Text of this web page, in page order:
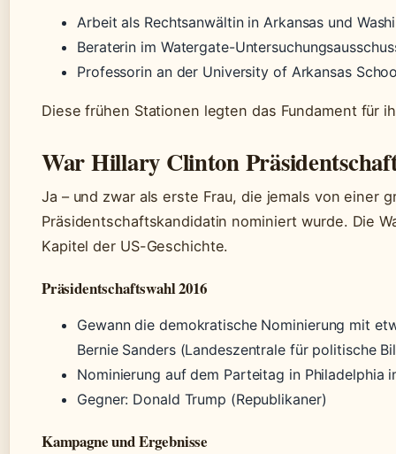
Arbeit als Rechtsanwältin in Arkansas und
Beraterin im Watergate-
Professorin an der University of Arkansas
Diese frühen Stationen legten das Fundament für
War Hillary Clinton
Ja – und zwar als erste Frau, die jemals von einer
Präsidentschaftskandidatin nominiert wurde. Die
Kapitel der US-Geschichte.
Präsidentschaftswahl 2016
Gewann die demokratische Nominierung mit
Bernie Sanders (Landeszentrale für politische
Nominierung auf dem Parteitag in Philadelphia
Gegner: Donald Trump (Republikaner)
Kampagne und Ergebnisse